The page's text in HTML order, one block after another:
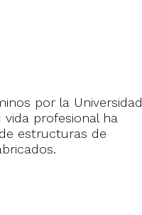
por la Universidad
vida profesional ha
estructuras de